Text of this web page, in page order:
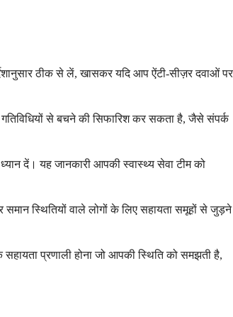
ठीक से लें, खासकर यदि आप ऐंटी-सीज़र दवाओं पर
गतिविधियों से बचने की सिफारिश कर सकता है, जैसे संपर्क
दें। यह जानकारी आपकी स्वास्थ्य सेवा टीम को
समान स्थितियों वाले लोगों के लिए सहायता समूहों से जुड़ने
प्रणाली होना जो आपकी स्थिति को समझती है,